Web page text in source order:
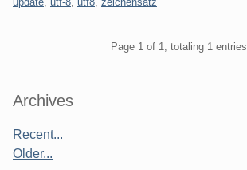
Page 1 of 1, totaling 1 entries
Sidebar
Archives
Recent...
Older...